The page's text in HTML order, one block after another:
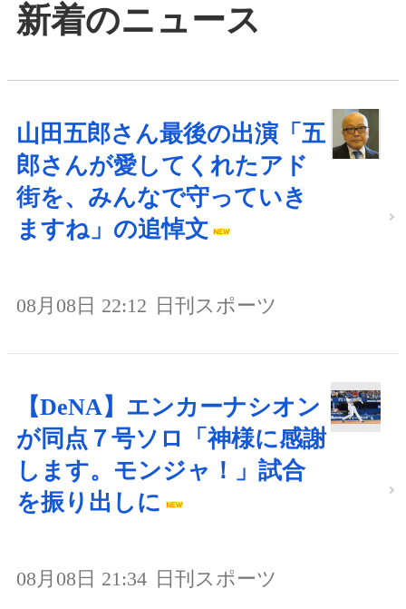
新着のニュース
山田五郎さん最後の出演「五
郎さんが愛してくれたアド
街を、みんなで守っていき
ますね」の追悼文
08月08日 22:12 日刊スポーツ
【DeNA】エンカーナシオン
が同点７号ソロ「神様に感謝
します。モンジャ！」試合
を振り出しに
08月08日 21:34 日刊スポーツ